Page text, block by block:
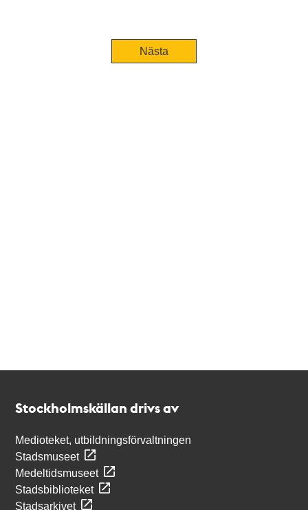
Nästa
Stockholmskällan drivs av
Medioteket, utbildningsförvaltningen
Stadsmuseet
Medeltidsmuseet
Stadsbiblioteket
Stadsarkivet